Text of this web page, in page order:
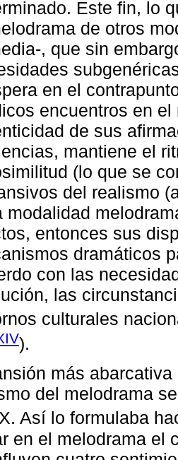
Este fin, lo
de otros
, que sin
en el
encuentros en
de sus
mantiene el
(lo que se
del realismo
modalidad
entonces sus
dramáticos
con las
las
culturales
).
más
del melodrama
Así lo formulaba
en el melodrama el